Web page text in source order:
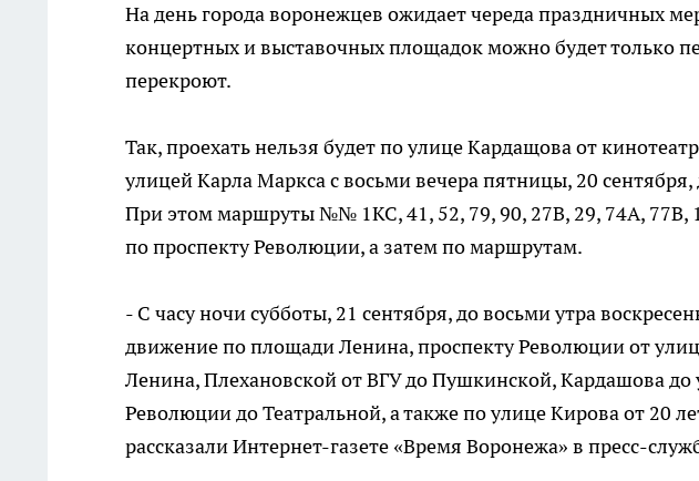
На день города воронежцев ожидает череда праздничных
концертных и выставочных площадок можно будет только
перекроют.
Так, проехать нельзя будет по улице Кардащова от
улицей Карла Маркса с восьми вечера пятницы, 20 сентября,
При этом маршруты №№ 1КС, 41, 52, 79, 90, 27В, 29, 74А, 77В,
по проспекту Революции, а затем по маршрутам.
- С часу ночи субботы, 21 сентября, до восьми утра
движение по площади Ленина, проспекту Революции от
Ленина, Плехановской от ВГУ до Пушкинской, Кардашова до
Революции до Театральной, а также по улице Кирова от 20
рассказали Интернет-газете «Время Воронежа» в пресс-